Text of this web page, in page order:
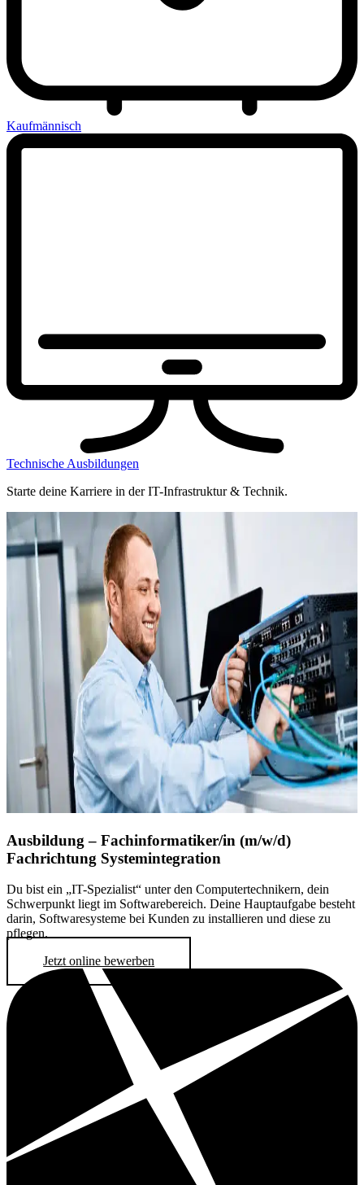
Kaufmännisch
Technische Ausbildungen
Starte deine Karriere in der IT-Infrastruktur & Technik.
Ausbildung – Fachinformatiker/in (m/w/d)
Fachrichtung Systemintegration
Du bist ein „IT-Spezialist“ unter den Computertechnikern, dein
Schwerpunkt liegt im Softwarebereich. Deine Hauptaufgabe besteht
darin, Softwaresysteme bei Kunden zu installieren und diese zu
pflegen.
Jetzt online bewerben